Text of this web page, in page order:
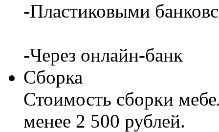
-Пластиковыми
-Через онлайн-банк
Сборка
Стоимость сборки
менее 2 500 рублей.